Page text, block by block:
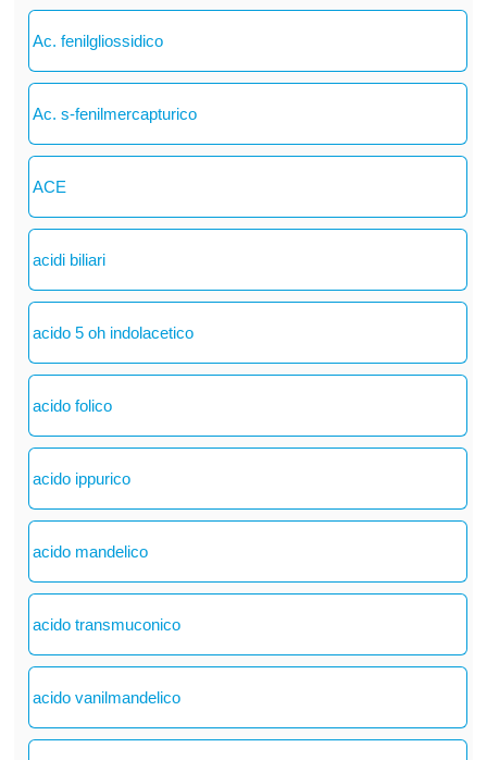
Ac. fenilgliossidico
Ac. s-fenilmercapturico
ACE
acidi biliari
acido 5 oh indolacetico
acido folico
acido ippurico
acido mandelico
acido transmuconico
acido vanilmandelico